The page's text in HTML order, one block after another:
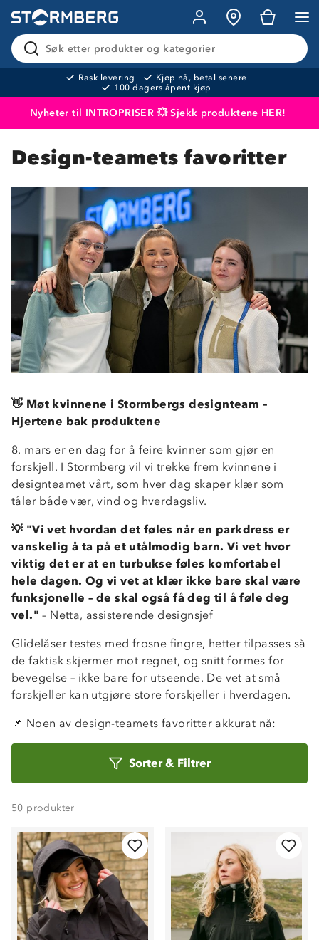
Søk etter produkter og kategorier
Rask levering
Kjøp nå, betal senere
100 dagers åpent kjøp
Nyheter til INTROPRISER 💥 Sjekk produktene HER!
Produktet er lagt i handlekurven Til kassen
Design-teamets favoritter
👋 Møt kvinnene i Stormbergs designteam –
Hjertene bak produktene
8. mars er en dag for å feire kvinner som gjør en
forskjell. I Stormberg vil vi trekke frem kvinnene i
designteamet vårt, som hver dag skaper klær som
tåler både vær, vind og hverdagsliv.
💡 "Vi vet hvordan det føles når en parkdress er
vanskelig å ta på et utålmodig barn. Vi vet hvor
viktig det er at en turbukse føles komfortabel
hele dagen. Og vi vet at klær ikke bare skal være
funksjonelle – de skal også få deg til å føle deg
vel." – Netta, assisterende designsjef
Glidelåser testes med frosne fingre, hetter tilpasses så
de faktisk skjermer mot regnet, og snitt formes for
bevegelse – ikke bare for utseende. De vet at små
forskjeller kan utgjøre store forskjeller i hverdagen.
📌 Noen av design-teamets favoritter akkurat nå:
Sorter& Filtrer
50 produkter